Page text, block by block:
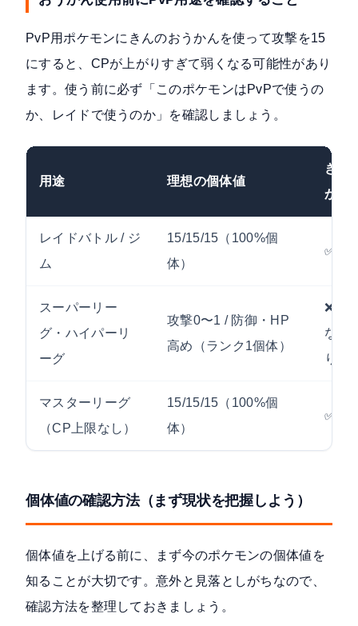
PvP用ポケモンにきんのおうかんを使って攻撃を15
にすると、CPが上がりすぎて弱くなる可能性があり
ます。使う前に必ず「このポケモンはPvPで使うの
か、レイドで使うのか」を確認しましょう。
用途 理想の個体値
きん
かん
レイドバトル / ジ
ム
15/15/15（100%個
体）
✅ お
スーパーリー
グ・ハイパーリ
ーグ
攻撃0〜1 / 防御・HP
高め（ランク1個体）
❌ 逆
なる
り
マスターリーグ
（CP上限なし）
15/15/15（100%個
体）
✅ お
個体値の確認方法（まず現状を把握しよう）
個体値を上げる前に、まず今のポケモンの個体値を
知ることが大切です。意外と見落としがちなので、
確認方法を整理しておきましょう。